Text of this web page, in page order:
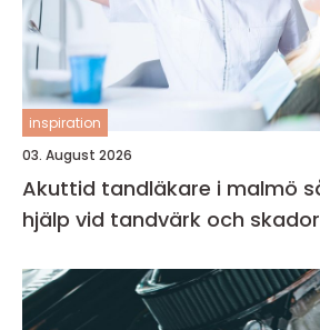
inspiration
03. August 2026
Akuttid tandläkare i malmö så får du snabb
hjälp vid tandvärk och skador